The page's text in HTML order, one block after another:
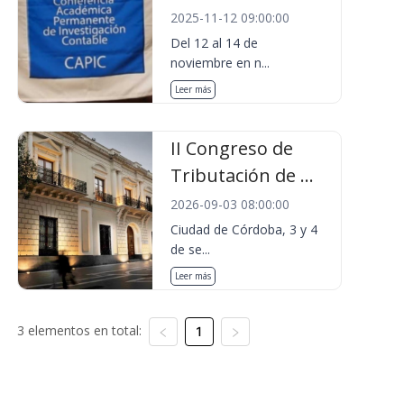
2025-11-12 09:00:00
Del 12 al 14 de
noviembre en n...
Leer más
II Congreso de
Tributación de ...
2026-09-03 08:00:00
Ciudad de Córdoba, 3 y 4
de se...
Leer más
3 elementos en total: 1